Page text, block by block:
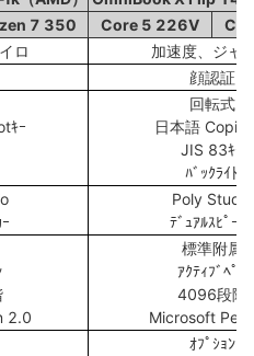
7 350 Core 5 226V
ロ
加速度、ジャ
顔認証
ｷｰ
回転式
日本語
JIS 83ｷｰ
ﾊﾞｯｸﾗｲﾄ
Poly Studio
ﾃﾞｭｱﾙｽﾋﾟｰｶｰ
2.0
標準附属
ｱｸﾃｨﾌﾞﾍﾟﾝ
4096段階
Microsoft Pen
ｵﾌﾟｼｮﾝ